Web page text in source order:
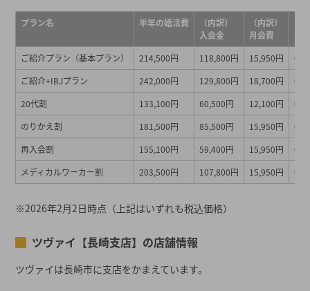
プラン名 半年の婚活費
（内訳）
入会金
（内訳）
月会費
ご紹介プラン（基本プラン）
214,500円 118,800円 15,950円
0円
ご紹介+IBJプラン
242,000円 129,800円 18,700円
0～
20代割
133,100円 60,500円 12,100円
0円
のりかえ割
181,500円 85,500円 15,950円
0円
再入会割
155,100円 59,400円 15,950円
0円
メディカルワーカー割
203,500円 107,800円 15,950円 0円
※2026年2月2日時点（上記はいずれも税込価格）
ツヴァイ【長崎支店】の店舗情報
ツヴァイは長崎市に支店をかまえています。